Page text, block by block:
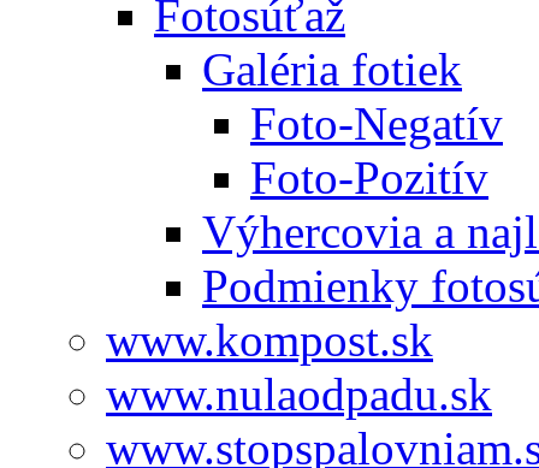
Fotosúťaž
Galéria fotiek
Foto-Negatív
Foto-Pozitív
Výhercovia a
Podmienky
www.kompost.sk
www.nulaodpadu.sk